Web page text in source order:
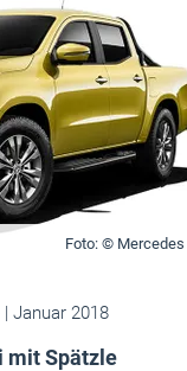
Foto: © Mercedes
| Januar 2018
mit Spätzle